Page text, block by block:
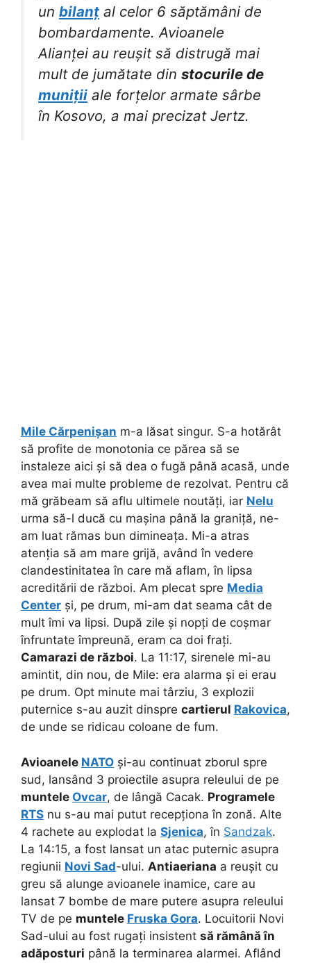
un bilanț al celor 6 săptămâni de
bombardamente. Avioanele
Alianței au reușit să distrugă mai
mult de jumătate din stocurile de
muniții ale forțelor armate sârbe
în Kosovo, a mai precizat Jertz.
Mile Cărpenișan m-a lăsat singur. S-a hotărât
să profite de monotonia ce părea să se
instaleze aici și să dea o fugă până acasă, unde
avea mai multe probleme de rezolvat. Pentru că
mă grăbeam să aflu ultimele noutăți, iar Nelu
urma să-l ducă cu mașina până la graniță, ne-
am luat rămas bun dimineața. Mi-a atras
atenția să am mare grijă, având în vedere
clandestinitatea în care mă aflam, în lipsa
acreditării de război. Am plecat spre Media
Center și, pe drum, mi-am dat seama cât de
mult îmi va lipsi. După zile și nopți de coșmar
înfruntate împreună, eram ca doi frați.
Camarazi de război. La 11:17, sirenele mi-au
amintit, din nou, de Mile: era alarma și ei erau
pe drum. Opt minute mai târziu, 3 explozii
puternice s-au auzit dinspre cartierul Rakovica,
de unde se ridicau coloane de fum.
Avioanele NATO și-au continuat zborul spre
sud, lansând 3 proiectile asupra releului de pe
muntele Ovcar, de lângă Cacak. Programele
RTS nu s-au mai putut recepționa în zonă. Alte
4 rachete au explodat la Sjenica, în Sandzak.
La 14:15, a fost lansat un atac puternic asupra
regiunii Novi Sad-ului. Antiaeriana a reușit cu
greu să alunge avioanele inamice, care au
lansat 7 bombe de mare putere asupra releului
TV de pe muntele Fruska Gora. Locuitorii Novi
Sad-ului au fost rugați insistent să rămână în
adăposturi până la terminarea alarmei. Aflând